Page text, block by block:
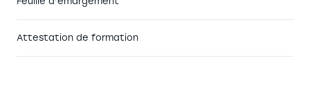
Attestation de formation